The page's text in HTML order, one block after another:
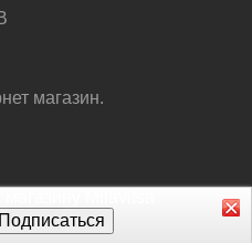
магазин.
магазину